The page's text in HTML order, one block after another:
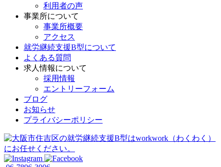
利用者の声
事業所について
事業所概要
アクセス
就労継続支援B型について
よくある質問
求人情報について
採用情報
エントリーフォーム
ブログ
お知らせ
プライバシーポリシー